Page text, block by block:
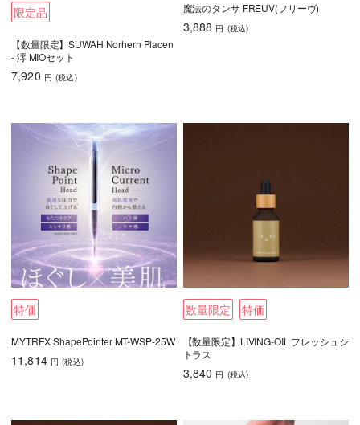
限定品
【数量限定】SUWAH Norhern Placen
- 澪 MIOセット
7,920 円 (税込)
魔法のタンサ FREUV(フリーヴ)
3,888 円 (税込)
特価
MYTREX ShapePointer MT-WSP-25W
11,814 円 (税込)
数量限定 特価
【数量限定】LIVING-OIL フレッシュシ
トラス
3,840 円 (税込)